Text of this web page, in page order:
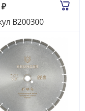
₽
B200300